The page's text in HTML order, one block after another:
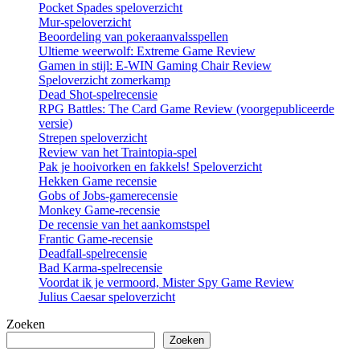
Pocket Spades speloverzicht
Mur-speloverzicht
Beoordeling van pokeraanvalsspellen
Ultieme weerwolf: Extreme Game Review
Gamen in stijl: E-WIN Gaming Chair Review
Speloverzicht zomerkamp
Dead Shot-spelrecensie
RPG Battles: The Card Game Review (voorgepubliceerde
versie)
Strepen speloverzicht
Review van het Traintopia-spel
Pak je hooivorken en fakkels! Speloverzicht
Hekken Game recensie
Gobs of Jobs-gamerecensie
Monkey Game-recensie
De recensie van het aankomstspel
Frantic Game-recensie
Deadfall-spelrecensie
Bad Karma-spelrecensie
Voordat ik je vermoord, Mister Spy Game Review
Julius Caesar speloverzicht
Zoeken
Zoeken